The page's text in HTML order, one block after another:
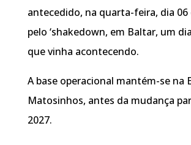
antecedido, na quarta-feira, dia 06
pelo ‘shakedown, em Baltar, um
que vinha acontecendo.
A base operacional mantém-se na
Matosinhos, antes da mudança
2027.